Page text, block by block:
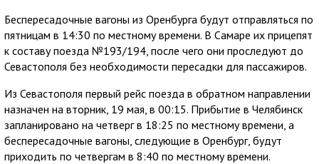
Беспересадочные вагоны из Оренбурга будут отправляться по
пятницам в 14:30 по местному времени. В Самаре их прицепят
к составу поезда №193/194, после чего они проследуют до
Севастополя без необходимости пересадки для пассажиров.
Из Севастополя первый рейс поезда в обратном направлении
назначен на вторник, 19 мая, в 00:15. Прибытие в Челябинск
запланировано на четверг в 18:25 по местному времени, а
беспересадочные вагоны, следующие в Оренбург, будут
приходить по четвергам в 8:40 по местному времени.